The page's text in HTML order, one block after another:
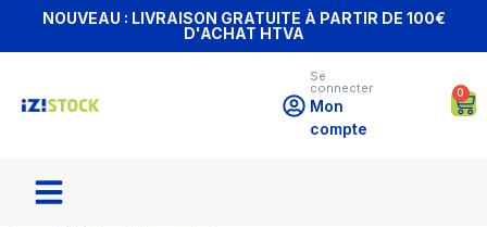
NOUVEAU : LIVRAISON GRATUITE À PARTIR DE 100€
D'ACHAT HTVA
Se
connecter
Mon
compte
0